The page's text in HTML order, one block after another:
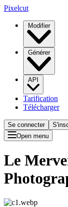
Pixelcut
Modifier
Générer
API
Tarification
Télécharger
Se connecter
Open menu
Le